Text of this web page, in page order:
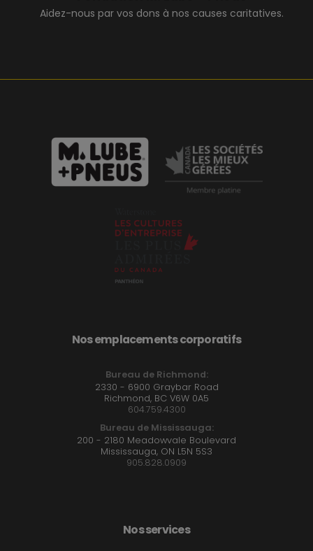
Aidez-nous par vos dons à nos causes caritatives.
Nos emplacements corporatifs
Bureau de Richmond:
2330 - 6900 Graybar Road
Richmond, BC V6W 0A5
604.759.4300
Bureau de Mississauga:
200 - 2180 Meadowvale Boulevard
Mississauga, ON L5N 5S3
905.828.0909
Nos services